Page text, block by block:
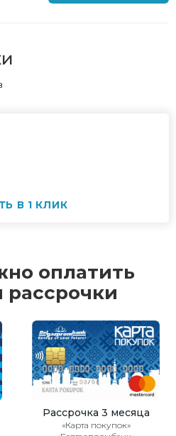
В 1 КЛИК
оплатить
рассрочки
Рассрочка 3 месяца
«Карта покупок»